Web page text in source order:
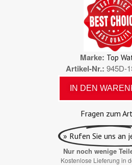
Marke Top
Artikel-Nr. 945D-
IN DEN
Fragen zum
» Rufen Sie uns an
Nur noch wenige
Kostenlose Lieferung in